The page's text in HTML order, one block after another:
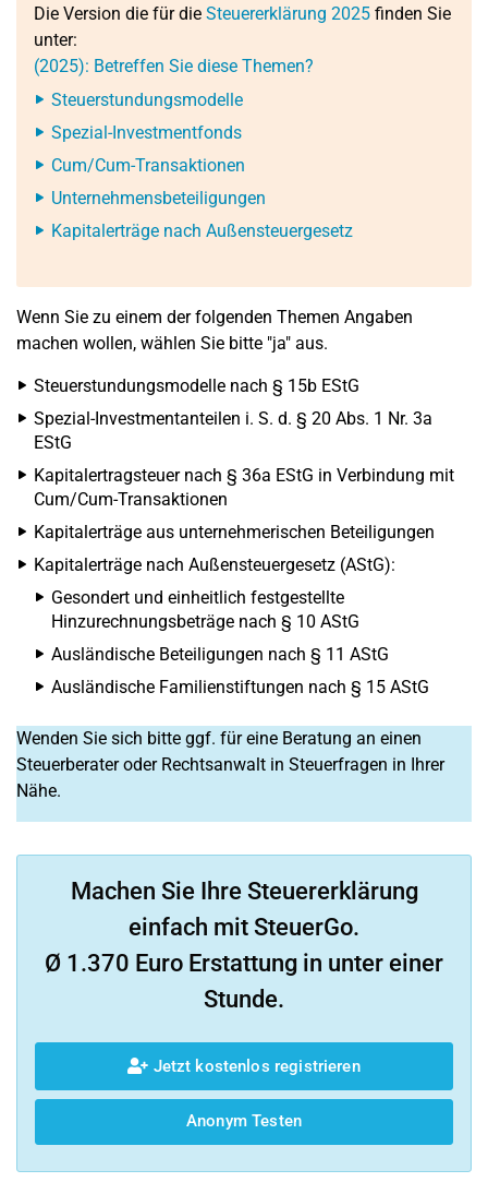
Die Version die für die Steuererklärung 2025 finden Sie
unter:
(2025): Betreffen Sie diese Themen?
Steuerstundungsmodelle
Spezial-Investmentfonds
Cum/Cum-Transaktionen
Unternehmensbeteiligungen
Kapitalerträge nach Außensteuergesetz
Wenn Sie zu einem der folgenden Themen Angaben
machen wollen, wählen Sie bitte "ja" aus.
Steuerstundungsmodelle nach § 15b EStG
Spezial-Investmentanteilen i. S. d. § 20 Abs. 1 Nr. 3a
EStG
Kapitalertragsteuer nach § 36a EStG in Verbindung mit
Cum/Cum-Transaktionen
Kapitalerträge aus unternehmerischen Beteiligungen
Kapitalerträge nach Außensteuergesetz (AStG):
Gesondert und einheitlich festgestellte
Hinzurechnungsbeträge nach § 10 AStG
Ausländische Beteiligungen nach § 11 AStG
Ausländische Familienstiftungen nach § 15 AStG
Wenden Sie sich bitte ggf. für eine Beratung an einen
Steuerberater oder Rechtsanwalt in Steuerfragen in Ihrer
Nähe.
Machen Sie Ihre Steuererklärung
einfach mit SteuerGo.
Ø 1.370 Euro Erstattung in unter einer
Stunde.
Jetzt kostenlos registrieren
Anonym Testen